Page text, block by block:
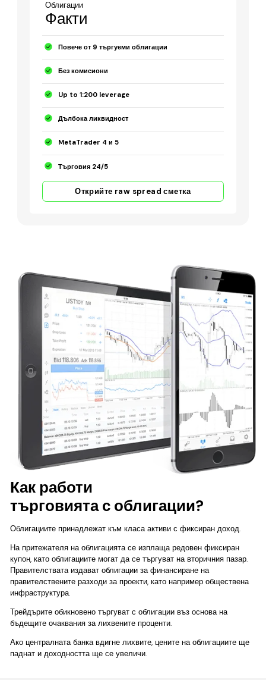
Облигации
Факти
Повече от 9 търгуеми облигации
Без комисиони
Up to 1:200 leverage
Дълбока ликвидност
MetaTrader 4 и 5
Търговия 24/5
Открийте raw spread сметка
Как работи
търговията с облигации?
Облигациите принадлежат към класа активи с фиксиран доход.
На притежателя на облигацията се изплаща редовен фиксиран
купон, като облигациите могат да се търгуват на вторичния пазар.
Правителствата издават облигации за финансиране на
правителствените разходи за проекти, като например обществена
инфраструктура.
Трейдърите обикновено търгуват с облигации въз основа на
бъдещите очаквания за лихвените проценти.
Ако централната банка вдигне лихвите, цените на облигациите ще
паднат и доходността ще се увеличи.